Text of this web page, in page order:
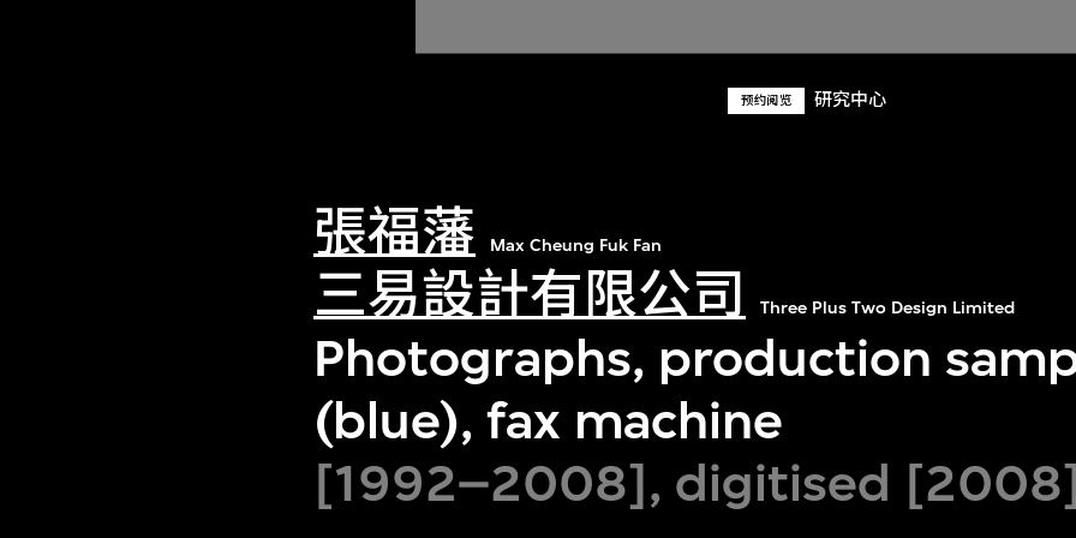
预约阅览 研究中心
張福藩 Max Cheung Fuk Fan
三易設計有限公司 Three Plus Two Design Limited
Photographs, production
(blue), fax machine
[1992–2008], digitised